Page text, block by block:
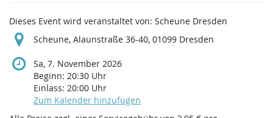
Dieses Event wird veranstaltet von: Scheune Dresden
Scheune, Alaunstraße 36-40, 01099 Dresden
Sa, 7. November 2026
Beginn: 20:30 Uhr
Einlass: 20:00 Uhr
Zum Kalender hinzufügen